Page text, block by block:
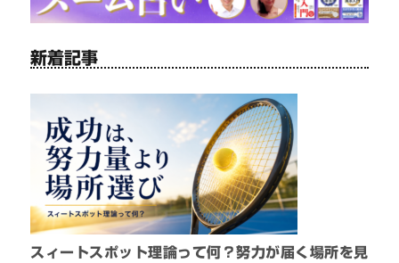
新着記事
スィートスポット理論って何？努力が届く場所を見